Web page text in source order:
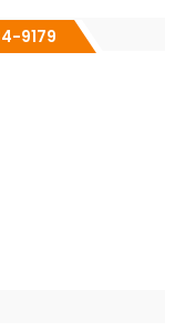
9179